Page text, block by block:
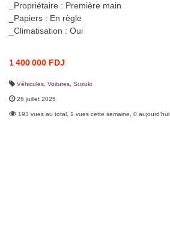
_Propriétaire : Première main
_Papiers : En règle
_Climatisation : Oui
1 400 000 FDJ
Véhicules Voitures Suzuki
25 juillet 2025
193 vues au total, 1 vues cette semaine, 0 aujourd'hui